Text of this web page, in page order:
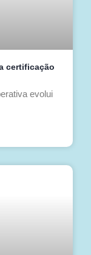
certificação
evolui